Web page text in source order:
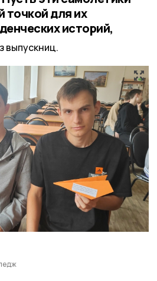
точкой для их
историй,
выпускниц.